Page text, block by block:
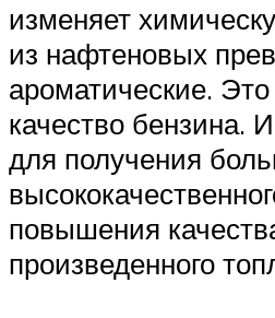
изменяет
из нафтеновых
ароматические.
качество бензина.
для получения
повышения
произведенного